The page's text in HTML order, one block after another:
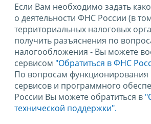
Если Вам необходимо задать
о деятельности ФНС России (в
территориальных налоговых
получить разъяснения по
налогообложения - Вы можете
сервисом "Обратиться в ФНС
По вопросам функционирования
сервисов и программного
России Вы можете обратиться в
технической поддержки".